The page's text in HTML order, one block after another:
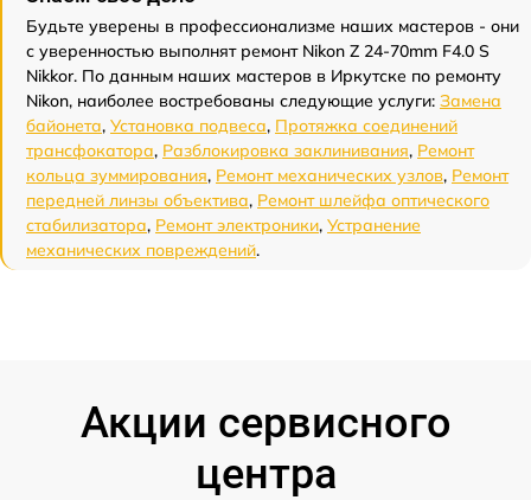
Будьте уверены в профессионализме наших мастеров - они
с уверенностью выполнят ремонт Nikon Z 24-70mm F4.0 S
Nikkor. По данным наших мастеров в Иркутске по ремонту
Nikon, наиболее востребованы следующие услуги: Замена
байонета, Установка подвеса, Протяжка соединений
трансфокатора, Разблокировка заклинивания, Ремонт
кольца зуммирования, Ремонт механических узлов, Ремонт
передней линзы объектива, Ремонт шлейфа оптического
стабилизатора, Ремонт электроники, Устранение
механических повреждений.
Акции сервисного
центра